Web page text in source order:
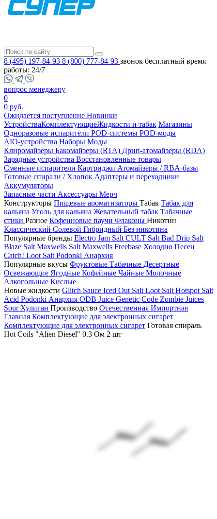
8 (495) 197-84-93 8 (800) 777-84-93 звонок бесплатный время
работы: 24/7
вопрос менеджеру
0
0 руб.
Ожидается поступление Новинки
УстройстваКомплектующиеЖидкости и табак Магазины
Одноразовые испарители POD-системы POD-моды
AIO-устройства Наборы Моды
Клиромайзеры Бакомайзеры (RTA) Дрип-атомайзеры (RDA)
Зарядные устройства Восстановленные товары
Сменные испарители Картриджи Атомайзеры / RBA-базы
Готовые спирали / Хлопок Адаптеры и переходники
Аккумуляторы
Запасные части Аксессуары Мерч
Конструкторы Пищевые ароматизаторы Табак Табак для
кальяна Уголь для кальяна Жевательный табак Табачные
стики Разное Кофеиновые паучи Флаконы Никотин
Классический Солевой Гибридный Без никотина
Популярные бренды Electro Jam Salt CULT Salt Bad Drip Salt
Blaze Salt Maxwells Salt Maxwells Freebase Холодно Песец
Catch! Loot Salt Podonki Анархия
Популярные вкусы Фруктовые Табачные Десертные
Освежающие Ягодные Кофейные Чайные Молочные
Алкогольные Кислые
Новые жидкости Glitch Sauce Iced Out Salt Loot Salt Hotspot Salt
Acid Podonki Анархия ODB Juice Genetic Code Zombie Juices
Sour Хулиган Производство Отечественная Импортная
Главная Комплектующие для электронных сигарет
Комплектующие для электронных сигарет Готовая спираль
Hot Coils "Alien Diesel" 0.3 Ом 2 шт